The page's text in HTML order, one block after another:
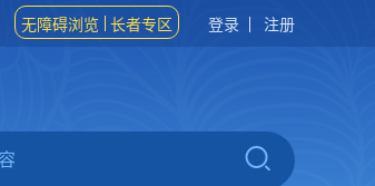
无障碍浏览 长者专区 登录 注册